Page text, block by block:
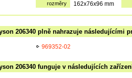
rozměry 162x76x96 mm
206340 plně nahrazuje následujícími
969352-02
206340 funguje v následujících